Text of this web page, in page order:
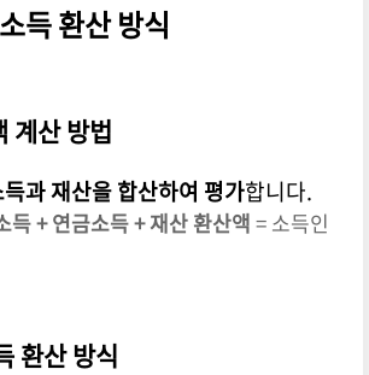
득 환산 방식
계산 방법
과 재산을 합산하여 평가합니다.
득 + 연금소득 + 재산 환산액 = 소득인
환산 방식